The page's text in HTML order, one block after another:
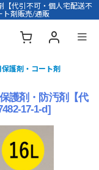
【代引不可・個人宅配送不
ト剤販売/通販
護剤・コート剤
護剤・防汚剤【代
17-1-d]